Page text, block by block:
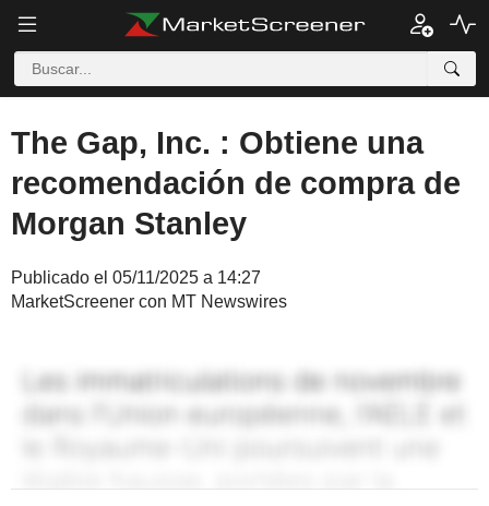
The Gap, Inc. : Obtiene una
recomendación de compra de
Morgan Stanley
Publicado el 05/11/2025 a 14:27
MarketScreener con MT Newswires